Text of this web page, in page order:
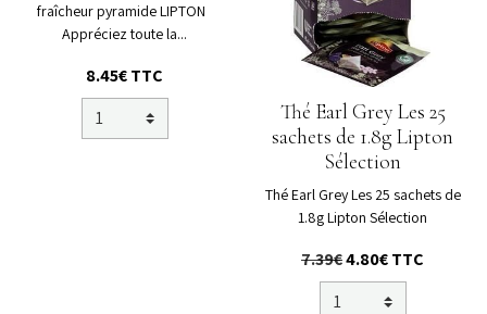
fraîcheur pyramide LIPTON
Appréciez toute la...
8.45€TTC
Thé Earl Grey Les 25
sachets de 1.8g Lipton
Sélection
Thé Earl Grey Les 25 sachets de
1.8g Lipton Sélection
7.39€4.80€TTC